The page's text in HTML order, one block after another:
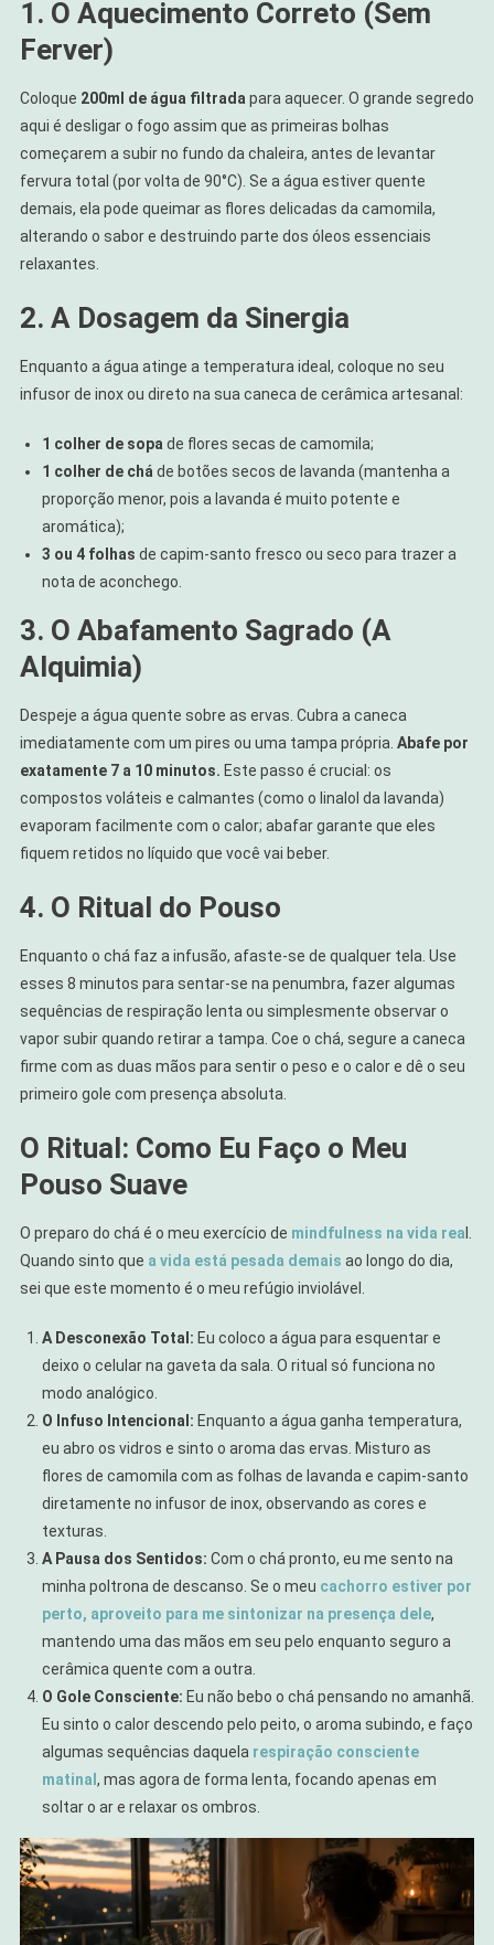
1. O Aquecimento Correto (Sem
Ferver)
Coloque 200ml de água filtradapara aquecer. O grande segredo
aqui é desligar o fogo assim que as primeiras bolhas
começarem a subir no fundo da chaleira, antes de levantar
fervura total (por volta de 90°C). Se a água estiver quente
demais, ela pode queimar as flores delicadas da camomila,
alterando o sabor e destruindo parte dos óleos essenciais
relaxantes.
2. A Dosagem da Sinergia
Enquanto a água atinge a temperatura ideal, coloque no seu
infusor de inox ou direto na sua caneca de cerâmica artesanal:
1 colher de sopade flores secas de camomila;
1 colher de cháde botões secos de lavanda (mantenha a
proporção menor, pois a lavanda é muito potente e
aromática);
3 ou 4 folhas de capim-santo fresco ou seco para trazer a
nota de aconchego.
3. O Abafamento Sagrado (A
Alquimia)
Despeje a água quente sobre as ervas. Cubra a caneca
imediatamente com um pires ou uma tampa própria. Abafe por
exatamente 7 a 10 minutos. Este passo é crucial: os
compostos voláteis e calmantes (como o linalol da lavanda)
evaporam facilmente com o calor; abafar garante que eles
fiquem retidos no líquido que você vai beber.
4. O Ritual do Pouso
Enquanto o chá faz a infusão, afaste-se de qualquer tela. Use
esses 8 minutos para sentar-se na penumbra, fazer algumas
sequências de respiração lenta ou simplesmente observar o
vapor subir quando retirar a tampa. Coe o chá, segure a caneca
firme com as duas mãos para sentir o peso e o calor e dê o seu
primeiro gole com presença absoluta.
O Ritual: Como Eu Faço o Meu
Pouso Suave
O preparo do chá é o meu exercício de mindfulness na vida rea l.
Quando sinto que a vida está pesada demais ao longo do dia,
sei que este momento é o meu refúgio inviolável.
A Desconexão Total: Eu coloco a água para esquentar e
deixo o celular na gaveta da sala. O ritual só funciona no
modo analógico.
O Infuso Intencional: Enquanto a água ganha temperatura,
eu abro os vidros e sinto o aroma das ervas. Misturo as
flores de camomila com as folhas de lavanda e capim-santo
diretamente no infusor de inox, observando as cores e
texturas.
A Pausa dos Sentidos: Com o chá pronto, eu me sento na
minha poltrona de descanso. Se o meu cachorro estiver por
perto, aproveito para me sintonizar na presença dele,
mantendo uma das mãos em seu pelo enquanto seguro a
cerâmica quente com a outra.
O Gole Consciente: Eu não bebo o chá pensando no amanhã.
Eu sinto o calor descendo pelo peito, o aroma subindo, e faço
algumas sequências daquela respiração consciente
matinal , mas agora de forma lenta, focando apenas em
soltar o ar e relaxar os ombros.